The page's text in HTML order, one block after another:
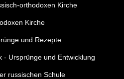
orthodoxen Kirche
Kirche
und Rezepte
- Ursprünge und Entwicklung
russischen Schule